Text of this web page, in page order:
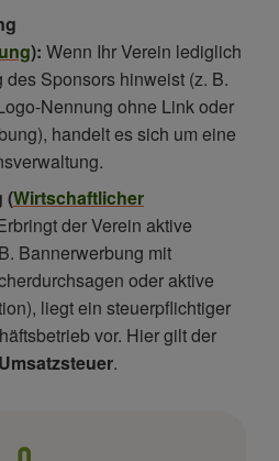
): Wenn Ihr Verein lediglich
Sponsors hinweist (z. B.
Nennung ohne Link oder
handelt es sich um eine
(Wirtschaftlicher
der Verein aktive
Bannerwerbung mit
oder aktive
liegt ein steuerpflichtiger
vor. Hier gilt der
.